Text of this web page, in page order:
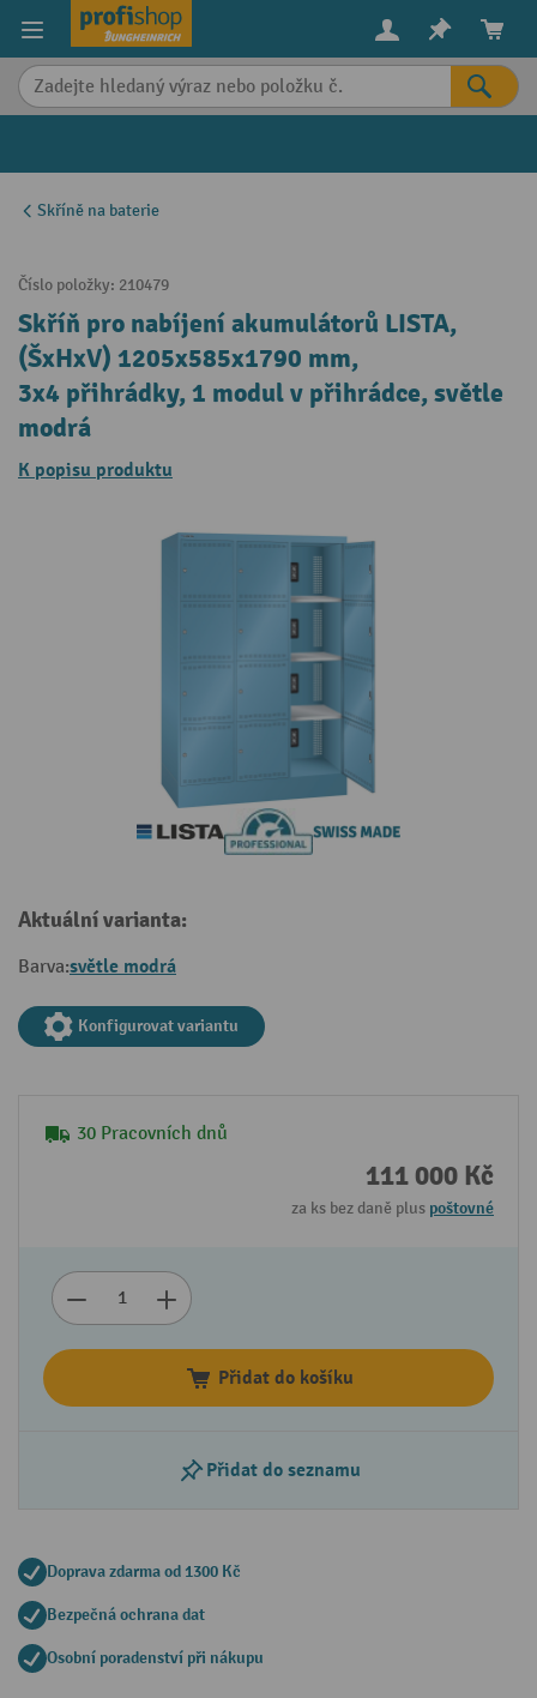
content
Skříně na baterie
Číslo položky: 210479
Skříň pro nabíjení akumulátorů LISTA,
(ŠxHxV) 1205x585x1790 mm,
3x4 přihrádky, 1 modul v přihrádce, světle
modrá
K popisu produktu
Aktuální varianta:
Barva:světle modrá
Konfigurovat variantu
30 Pracovních dnů
111 000 Kč
za ks bez daně plus poštovné
Přidat do košíku
Přidat do seznamu
Doprava zdarma od 1300 Kč
Bezpečná ochrana dat
Osobní poradenství při nákupu